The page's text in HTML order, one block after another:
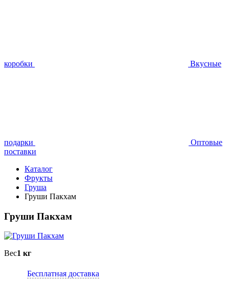
коробки Вкусные
подарки
Оптовые
поставки
Каталог
Фрукты
Груша
Груши Пакхам
Груши Пакхам
Вес1 кг
Бесплатная доставка